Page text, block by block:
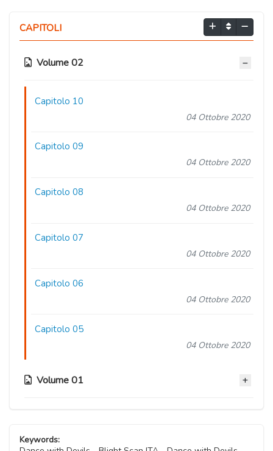
CAPITOLI
Volume 02
Capitolo 10
04 Ottobre 2020
Capitolo 09
04 Ottobre 2020
Capitolo 08
04 Ottobre 2020
Capitolo 07
04 Ottobre 2020
Capitolo 06
04 Ottobre 2020
Capitolo 05
04 Ottobre 2020
Volume 01
Keywords: